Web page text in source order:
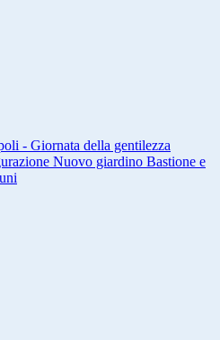
- Giornata della gentilezza
Nuovo giardino Bastione e